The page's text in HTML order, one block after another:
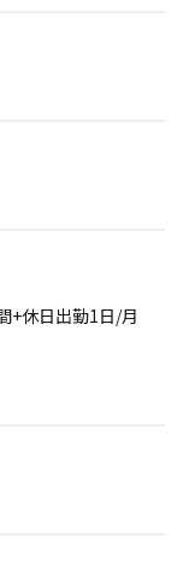
+休日出勤1日/月